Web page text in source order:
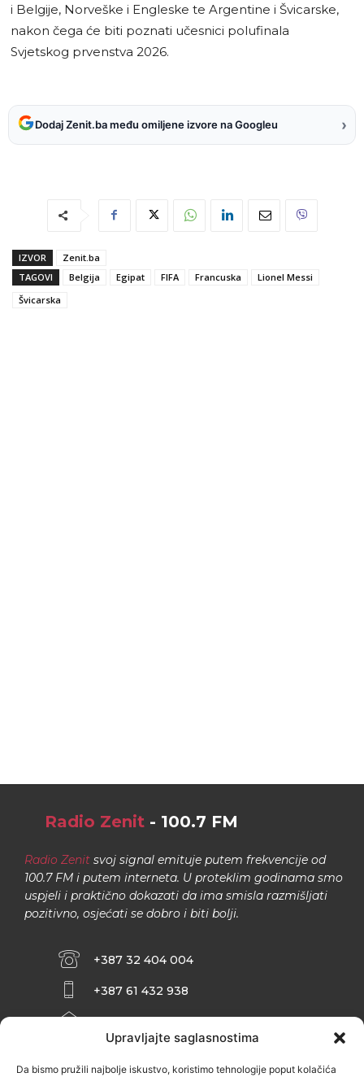
Upravljajte saglasnostima
Da bismo pružili najbolje iskustvo, koristimo tehnologije poput kolačića
i Belgije, Norveške i Engleske te Argentine i Švicarske,
nakon čega će biti poznati učesnici polufinala
Svjetskog prvenstva 2026.
Dodaj Zenit.ba među omiljene izvore na Googleu ›
IZVOR
Zenit.ba
TAGOVI
Belgija Egipat FIFA Francuska
Lionel Messi
Švicarska
Radio Zenit - 100.7 FM
Radio Zenit svoj signal emituje putem frekvencije od
100.7 FM i putem interneta. U proteklim godinama smo
uspjeli i praktično dokazati da ima smisla razmišljati
pozitivno, osjećati se dobro i biti bolji.
+387 32 404 004
+387 61 432 938
INFO@ZENIT.BA
ZENIČANKA, 3. SPRAT), 72000 ZENICA